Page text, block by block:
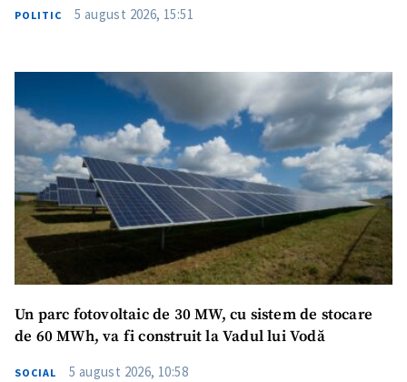
POLITIC 5 august 2026, 15:51
Un parc fotovoltaic de 30 MW, cu sistem de stocare
de 60 MWh, va fi construit la Vadul lui Vodă
SOCIAL 5 august 2026, 10:58
Am citit și sunt de
acord cupolitica de
confidențialitate
TRIMITE ȘTIREA